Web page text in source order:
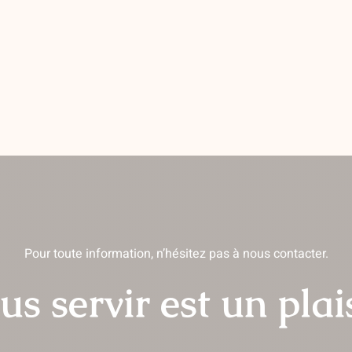
Pour toute information, n’hésitez pas à nous contacter.
servir est un